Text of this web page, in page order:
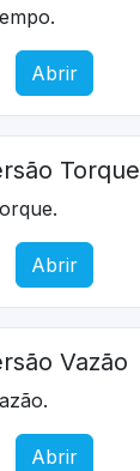
Abrir
Torque
Abrir
Vazão
Abrir